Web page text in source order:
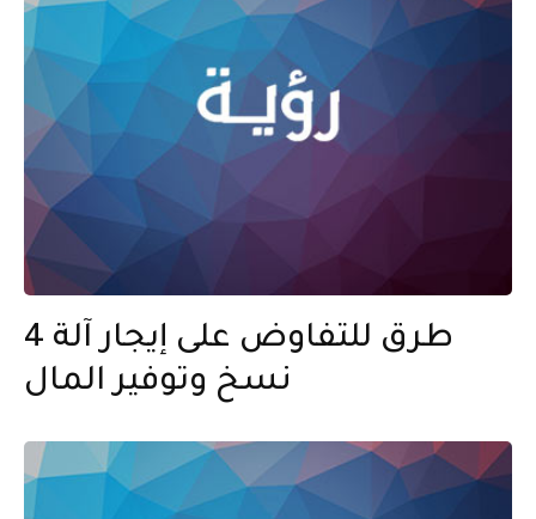
4 طرق للتفاوض على إيجار آلة
نسخ وتوفير المال